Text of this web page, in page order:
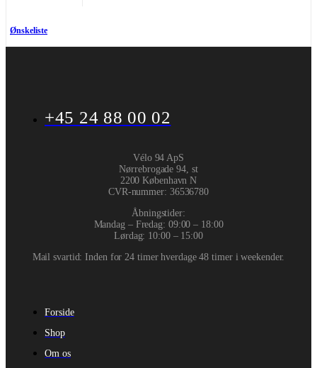
Ønskeliste
+45 24 88 00 02
Vélo 94 ApS
Nørrebrogade 94, st
2200 København N
CVR-nummer: 36536780
Åbningstider:
Mandag – Fredag: 09:00 – 18:00
Lørdag: 10:00 – 15:00
Mail svartid: Inden for 24 timer hverdage 48 timer i weekender.
Forside
Shop
Om os